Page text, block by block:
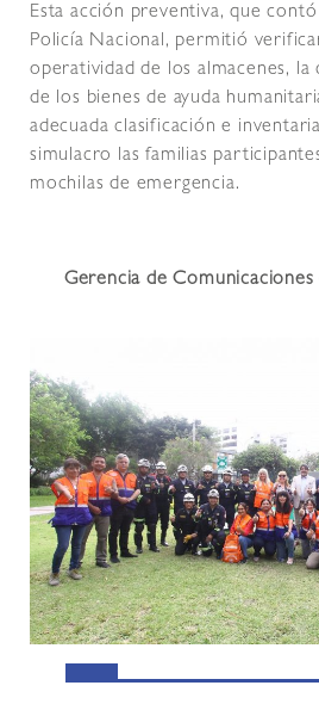
Esta acción preventiva, que
Policía Nacional, permitió
operatividad de los almacenes,
de los bienes de ayuda
adecuada clasificación e
simulacro las familias
mochilas de emergencia.
Gerencia de